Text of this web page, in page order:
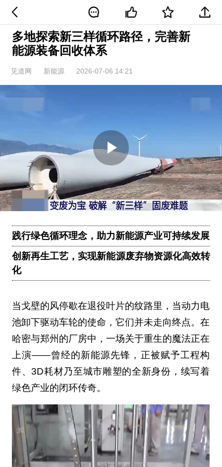
多地探索新三样循环路径，完善新
能源装备回收体系
见道网 新能源 2026-07-06 14:21
Play
Video
践行绿色循环理念，助力新能源产业可持续发展
创新再生工艺，实现新能源废弃物资源化高效转
化
当戈壁的风停歇在退役叶片的纹路里，当动力电
池卸下驱动车轮的使命，它们并未走向终点。在
哈密与郑州的厂房中，一场关于重生的魔法正在
上演——曾经的新能源先锋，正被赋予工程构
件、3D耗材乃至城市雕塑的全新身份，续写着
绿色产业的闭环传奇。